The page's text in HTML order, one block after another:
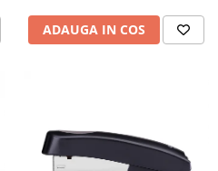
ADAUGA IN COS